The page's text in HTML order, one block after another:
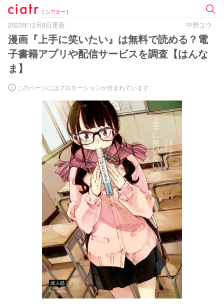
[ シアター ]
2023年12月8日更新 中野ユウ
漫画『上手に笑いたい』は無料で読める？電
子書籍アプリや配信サービスを調査【はんな
ま】
このページにはプロモーションが含まれています